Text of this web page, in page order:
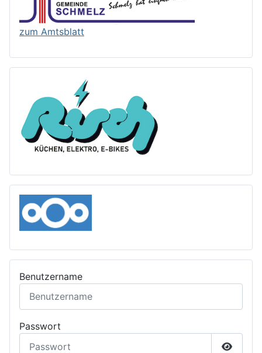
zum Amtsblatt
Benutzername
Passwort